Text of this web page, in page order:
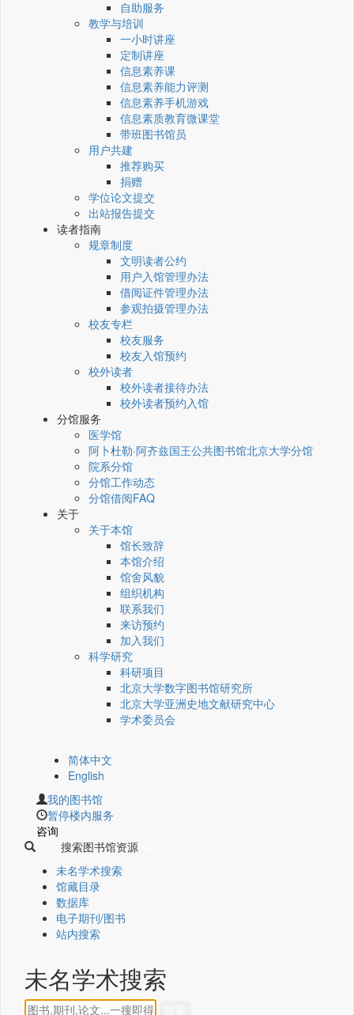
自助服务
教学与培训
一小时讲座
定制讲座
信息素养课
信息素养能力评测
信息素养手机游戏
信息素质教育微课堂
带班图书馆员
用户共建
推荐购买
捐赠
学位论文提交
出站报告提交
读者指南
规章制度
文明读者公约
用户入馆管理办法
借阅证件管理办法
参观拍摄管理办法
校友专栏
校友服务
校友入馆预约
校外读者
校外读者接待办法
校外读者预约入馆
分馆服务
医学馆
阿卜杜勒·阿齐兹国王公共图书馆北京大学分馆
院系分馆
分馆工作动态
分馆借阅FAQ
关于
关于本馆
馆长致辞
本馆介绍
馆舍风貌
组织机构
联系我们
来访预约
加入我们
科学研究
科研项目
北京大学数字图书馆研究所
北京大学亚洲史地文献研究中心
学术委员会
简体中文
English
我的图书馆
暂停楼内服务
咨询
搜索图书馆资源
未名学术搜索
馆藏目录
数据库
电子期刊/图书
站内搜索
未名学术搜索